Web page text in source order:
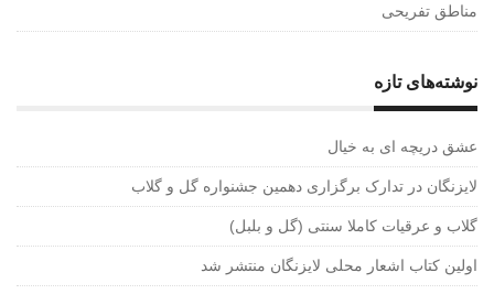
مناطق تفریحی
نوشته‌های تازه
عشق دریچه ای به خیال
لایزنگان در تدارک برگزاری دهمین جشنواره گل و گلاب
گلاب و عرقیات کاملا سنتی (گل و بلبل)
اولین کتاب اشعار محلی لایزنگان منتشر شد